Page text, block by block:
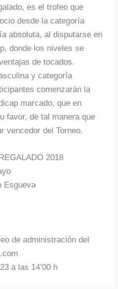
es el trofeo que
desde la categoría
absoluta, al disputarse en
donde los niveles se
de tocados.
y categoría
comenzarán la
marcado, que en
favor, de tal manera que
vencedor del Torneo.
2018
Esgueva
de administración del
a las 14’00 h